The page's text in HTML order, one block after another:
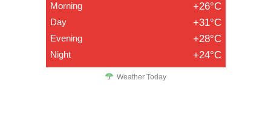
Morning +26°C
Day +31°C
Evening +28°C
Night +24°C
Weather Today